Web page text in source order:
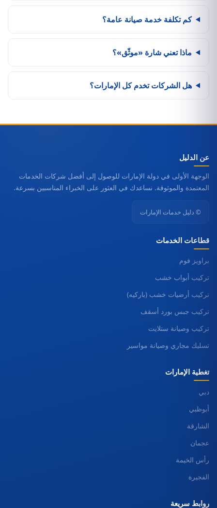
كم تكلفة خدمة صيانة عامة؟
ماذا تعني شارة «موثّق»؟
هل الشركات تخدم كل الإمارات؟
عن الدليل
الوجهة الأولى في دولة الإمارات للوصول إلى أفضل شركات الخدمات
المعتمدة والموثوقة. نساعدك في العثور على الخبراء المناسبين بسرعة.
© دليل خدمات الإمارات
قطاعات الخدمات
براويز فوم
تركيب أبواب خشب
تركيب أرضيات خشب (باركيه)
تركيب جبس بورد أسقف
تركيب وصيانة ستلايت
تسليك مجاري وصيانة مواسير
تغطية الإمارات
دبي
أبوظبي
الشارقة
عجمان
رأس الخيمة
الفجيرة
روابط سريعة